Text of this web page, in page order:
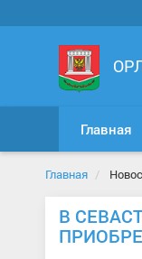
Главная
Главная
В